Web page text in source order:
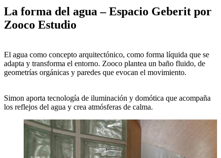
La forma del agua – Espacio Geberit por
Zooco Estudio
El agua como concepto arquitectónico, como forma líquida que se
adapta y transforma el entorno. Zooco plantea un baño fluido, de
geometrías orgánicas y paredes que evocan el movimiento.
Simon aporta tecnología de iluminación y domótica que acompaña
los reflejos del agua y crea atmósferas de calma.